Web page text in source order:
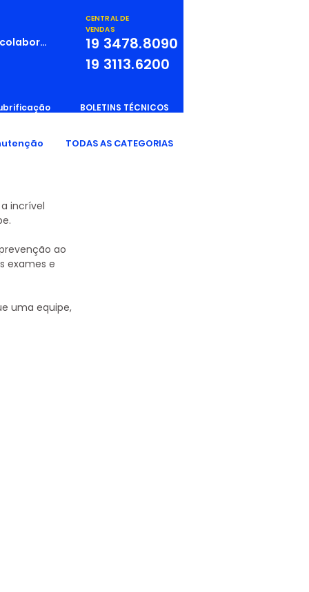
CENTRAL DE
VENDAS
19 3478.8090
19 3113.6200
BOLETINS TÉCNICOS
TODAS AS CATEGORIAS
incrível
ao
exames e
uma equipe,